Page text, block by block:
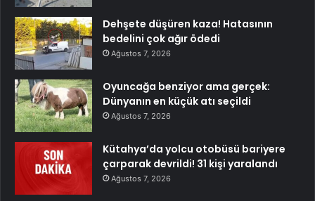
Dehşete düşüren kaza! Hatasının
bedelini çok ağır ödedi
Ağustos 7, 2026
Oyuncağa benziyor ama gerçek:
Dünyanın en küçük atı seçildi
Ağustos 7, 2026
Kütahya’da yolcu otobüsü bariyere
çarparak devrildi! 31 kişi yaralandı
Ağustos 7, 2026